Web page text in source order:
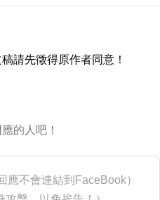
請先徵得原作者同意！
的人吧！
應不會連結到FaceBook）